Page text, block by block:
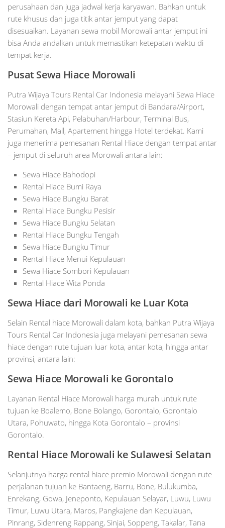
perusahaan dan juga jadwal kerja karyawan. Bahkan untuk
rute khusus dan juga titik antar jemput yang dapat
disesuaikan. Layanan sewa mobil Morowali antar jemput ini
bisa Anda andalkan untuk memastikan ketepatan waktu di
tempat kerja.
Pusat Sewa Hiace Morowali
Putra Wijaya Tours Rental Car Indonesia melayani Sewa Hiace
Morowali dengan tempat antar jemput di Bandara/Airport,
Stasiun Kereta Api, Pelabuhan/Harbour, Terminal Bus,
Perumahan, Mall, Apartement hingga Hotel terdekat. Kami
juga menerima pemesanan Rental Hiace dengan tempat antar
– jemput di seluruh area Morowali antara lain:
Sewa Hiace Bahodopi
Rental Hiace Bumi Raya
Sewa Hiace Bungku Barat
Rental Hiace Bungku Pesisir
Sewa Hiace Bungku Selatan
Rental Hiace Bungku Tengah
Sewa Hiace Bungku Timur
Rental Hiace Menui Kepulauan
Sewa Hiace Sombori Kepulauan
Rental Hiace Wita Ponda
Sewa Hiace dari Morowali ke Luar Kota
Selain Rental hiace Morowali dalam kota, bahkan Putra Wijaya
Tours Rental Car Indonesia juga melayani pemesanan sewa
hiace dengan rute tujuan luar kota, antar kota, hingga antar
provinsi, antara lain:
Sewa Hiace Morowali ke Gorontalo
Layanan Rental Hiace Morowali harga murah untuk rute
tujuan ke Boalemo, Bone Bolango, Gorontalo, Gorontalo
Utara, Pohuwato, hingga Kota Gorontalo – provinsi
Gorontalo.
Rental Hiace Morowali ke Sulawesi Selatan
Selanjutnya harga rental hiace premio Morowali dengan rute
perjalanan tujuan ke Bantaeng, Barru, Bone, Bulukumba,
Enrekang, Gowa, Jeneponto, Kepulauan Selayar, Luwu, Luwu
Timur, Luwu Utara, Maros, Pangkajene dan Kepulauan,
Pinrang, Sidenreng Rappang, Sinjai, Soppeng, Takalar, Tana